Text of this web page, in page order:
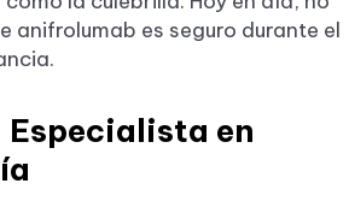
anifrolumab es seguro durante el
Especialista en